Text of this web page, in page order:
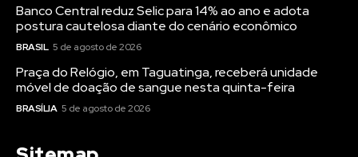
Banco Central reduz Selic para 14% ao ano e adota
postura cautelosa diante do cenário econômico
BRASIL 5 de agosto de 2026
Praça do Relógio, em Taguatinga, receberá unidade
móvel de doação de sangue nesta quinta-feira
BRASÍLIA 5 de agosto de 2026